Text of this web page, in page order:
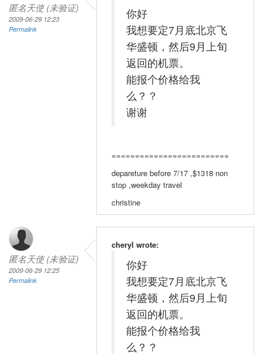
匿名天使 (未验证)
2009-06-29 12:23
Permalink
你好
我想要定7月底北京飞
华盛顿，然后9月上旬
返回的机票。
能报个价格给我
么？？
谢谢
=========================
depareture before 7/17 ,$1318 non
stop ,weekday travel
christine
匿名天使 (未验证)
2009-06-29 12:25
Permalink
cheryl wrote:
你好
我想要定7月底北京飞
华盛顿，然后9月上旬
返回的机票。
能报个价格给我
么？？